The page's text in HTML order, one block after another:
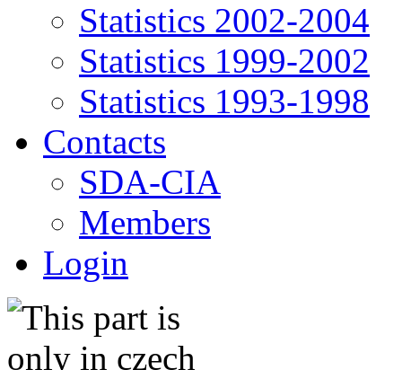
Statistics 2002-2004
Statistics 1999-2002
Statistics 1993-1998
Contacts
SDA-CIA
Members
Login